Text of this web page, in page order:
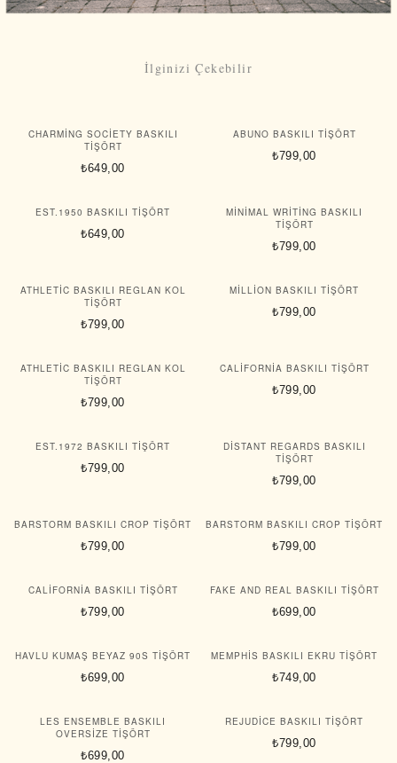
İlginizi Çekebilir
CHARMING SOCIETY BASKILI
TIŞÖRT
₺649,00
ABUNO BASKILI TIŞÖRT
₺799,00
EST.1950 BASKILI TIŞÖRT
₺649,00
MINIMAL WRITING BASKILI
TIŞÖRT
₺799,00
ATHLETIC BASKILI REGLAN KOL
TIŞÖRT
₺799,00
MILLION BASKILI TIŞÖRT
₺799,00
ATHLETIC BASKILI REGLAN KOL
TIŞÖRT
₺799,00
CALIFORNIA BASKILI TIŞÖRT
₺799,00
EST.1972 BASKILI TIŞÖRT
₺799,00
DISTANT REGARDS BASKILI
TIŞÖRT
₺799,00
BARSTORM BASKILI CROP TIŞÖRT
₺799,00
BARSTORM BASKILI CROP TIŞÖRT
₺799,00
CALIFORNIA BASKILI TIŞÖRT
₺799,00
FAKE AND REAL BASKILI TIŞÖRT
₺699,00
HAVLU KUMAŞ BEYAZ 90S TIŞÖRT
₺699,00
MEMPHIS BASKILI EKRU TIŞÖRT
₺749,00
LES ENSEMBLE BASKILI
OVERSIZE TIŞÖRT
₺699,00
REJUDICE BASKILI TIŞÖRT
₺799,00